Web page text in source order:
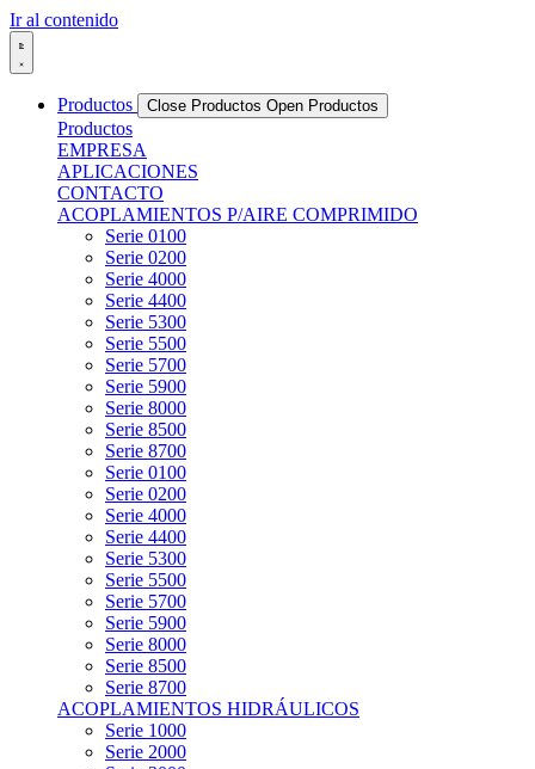
Ir al contenido
Productos Close Productos Open Productos
Productos
EMPRESA
APLICACIONES
CONTACTO
ACOPLAMIENTOS P/AIRE COMPRIMIDO
Serie 0100
Serie 0200
Serie 4000
Serie 4400
Serie 5300
Serie 5500
Serie 5700
Serie 5900
Serie 8000
Serie 8500
Serie 8700
Serie 0100
Serie 0200
Serie 4000
Serie 4400
Serie 5300
Serie 5500
Serie 5700
Serie 5900
Serie 8000
Serie 8500
Serie 8700
ACOPLAMIENTOS HIDRÁULICOS
Serie 1000
Serie 2000